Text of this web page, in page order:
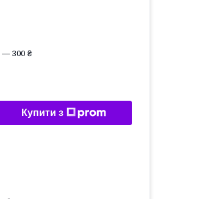
— 300 ₴
Купити з